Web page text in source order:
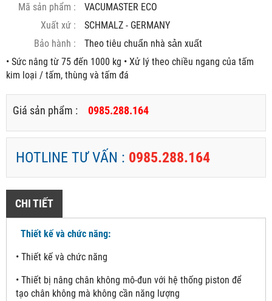
Mã sản phẩm :
VACUMASTER ECO
Xuất xứ :
SCHMALZ - GERMANY
Bảo hành :
Theo tiêu chuẩn nhà sản xuất
• Sức nâng từ 75 đến 1000 kg • Xử lý theo chiều ngang của tấm
kim loại / tấm, thùng và tấm đá
Giá sản phẩm : 0985.288.164
HOTLINE TƯ VẤN : 0985.288.164
CHI TIẾT
Thiết kế và chức năng:
• Thiết kế và chức năng
• Thiết bị nâng chân không mô-đun với hệ thống piston để
tạo chân không mà không cần năng lượng